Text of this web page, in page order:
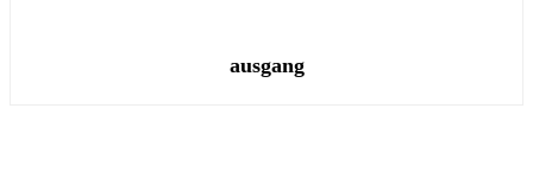
ausgang